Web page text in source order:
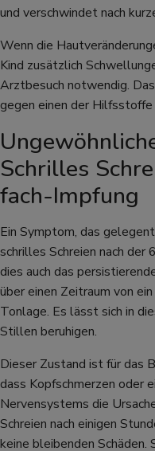
und verschwindet nach
Wenn die
Kind zusätzlich
Arztbesuch notwendig.
gegen einen der
Schrilles
fach-Impfung
Ein Symptom, das
schrilles Schreien nach der
dies auch das
über einen Zeitraum von
Tonlage. Es lässt sich in
Stillen beruhigen.
Dieser Zustand ist für das
dass Kopfschmerzen oder
Nervensystems die
Schreien nach einigen
keine bleibenden